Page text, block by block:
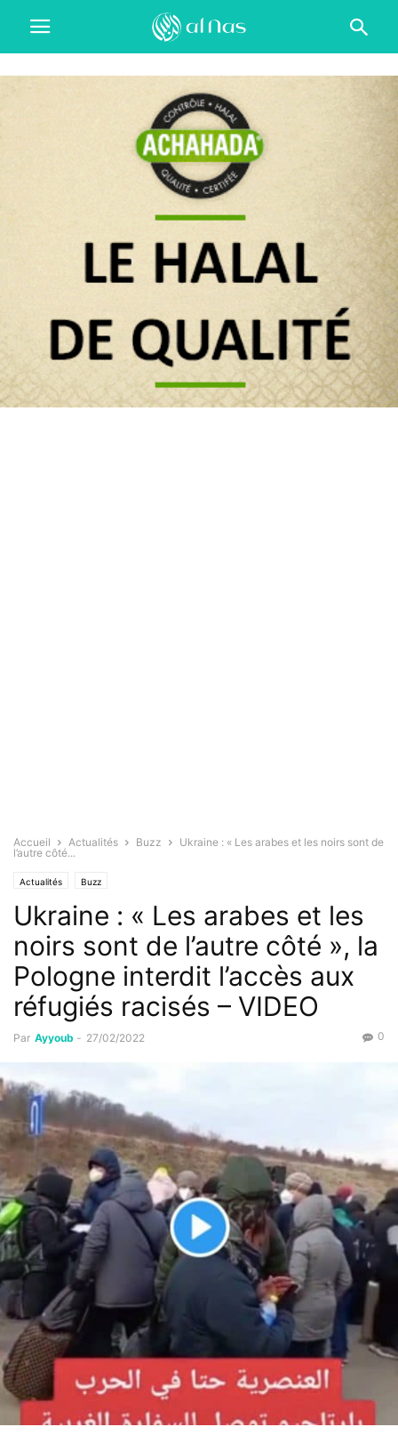
Accueil Actualités Buzz
Ukraine : « Les arabes et les noirs sont de
l’autre côté...
Actualités Buzz
Ukraine : « Les arabes et les
noirs sont de l’autre côté », la
Pologne interdit l’accès aux
réfugiés racisés – VIDEO
Par Ayyoub - 27/02/2022 0